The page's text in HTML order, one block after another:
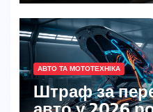
АВТО ТА МОТОТЕХНІКА
Штраф за
авто у 2026